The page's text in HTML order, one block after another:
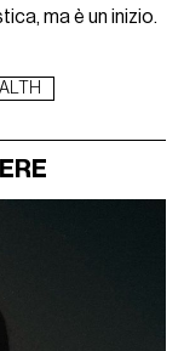
ma è un inizio.